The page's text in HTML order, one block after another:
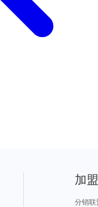
加
分销联